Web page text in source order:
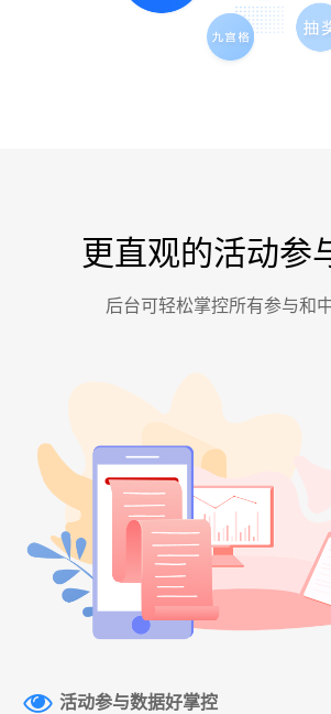
更直观的活动参
后台可轻松掌控所有参与和
活动参与数据好掌控